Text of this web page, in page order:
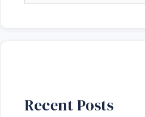
Recent Posts